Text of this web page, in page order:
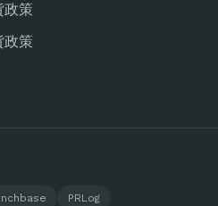
政策
政策
PRLog